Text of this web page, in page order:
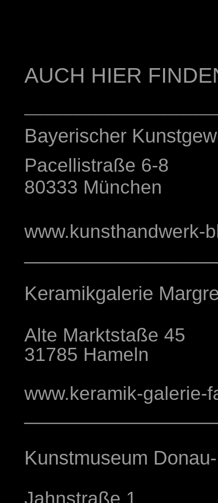
AUCH HIER
Bayerischer
Pacellistraße 6-8
80333 München
www.kunsthandwerk-
Keramikgalerie
Alte Marktstaße 45
31785 Hameln
www.keramik-galerie-
Kunstmuseum
Jahnstraße 1